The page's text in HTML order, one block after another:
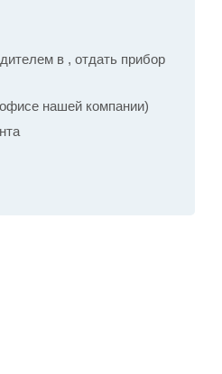
в , отдать прибор
нашей компании)